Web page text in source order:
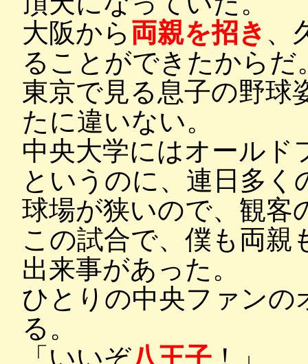
大阪から 両親を招き 、
ることができたからだ
東京で見る息子の野球
たに違いない。
中央大学にはオールド
というのに、連日多
球場が狭いので、観客
この試合で、僕も両親
出来事があった。
ひとりの中央ファン
る。
「いいぞ八王子 ！」